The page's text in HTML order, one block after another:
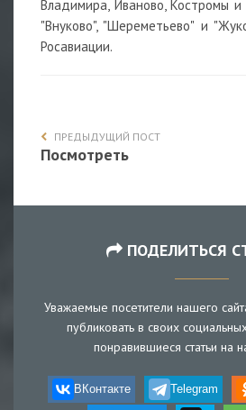
Владимира, Иваново, Костромы и
"Внуково", "Шереметьево" и
Росавиации.
ПРЕДЫДУЩИЙ ПОСТ
Посмотреть
ПОДЕЛИТЬСЯ
Уважаемые посетители нашего
публиковать в своих
понравившиеся статьи на
ВКонтакте Telegram